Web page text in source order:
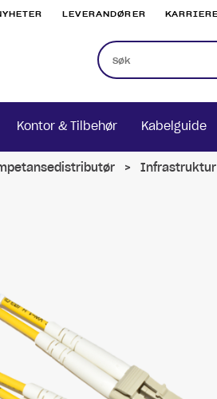
LEVERANDØRER
Kontor & Tilbehør Kabelguide
> Infrastruktur